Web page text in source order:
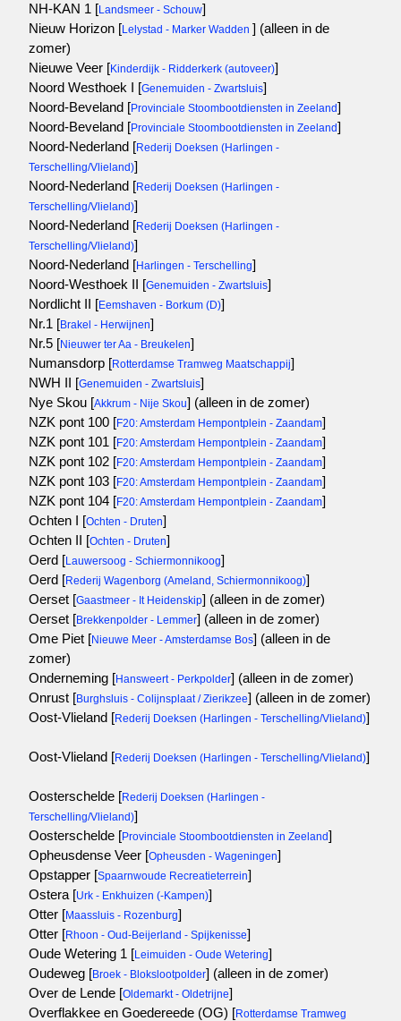
NH-KAN 1 [Landsmeer - Schouw]
Nieuw Horizon [Lelystad - Marker Wadden ] (alleen in de
zomer)
Nieuwe Veer [Kinderdijk - Ridderkerk (autoveer)]
Noord Westhoek I [Genemuiden - Zwartsluis]
Noord-Beveland [Provinciale Stoombootdiensten in Zeeland]
Noord-Beveland [Provinciale Stoombootdiensten in Zeeland]
Noord-Nederland [Rederij Doeksen (Harlingen -
Terschelling/Vlieland)]
Noord-Nederland [Rederij Doeksen (Harlingen -
Terschelling/Vlieland)]
Noord-Nederland [Rederij Doeksen (Harlingen -
Terschelling/Vlieland)]
Noord-Nederland [Harlingen - Terschelling]
Noord-Westhoek II [Genemuiden - Zwartsluis]
Nordlicht II [Eemshaven - Borkum (D)]
Nr.1 [Brakel - Herwijnen]
Nr.5 [Nieuwer ter Aa - Breukelen]
Numansdorp [Rotterdamse Tramweg Maatschappij]
NWH II [Genemuiden - Zwartsluis]
Nye Skou [Akkrum - Nije Skou] (alleen in de zomer)
NZK pont 100 [F20: Amsterdam Hempontplein - Zaandam]
NZK pont 101 [F20: Amsterdam Hempontplein - Zaandam]
NZK pont 102 [F20: Amsterdam Hempontplein - Zaandam]
NZK pont 103 [F20: Amsterdam Hempontplein - Zaandam]
NZK pont 104 [F20: Amsterdam Hempontplein - Zaandam]
Ochten I [Ochten - Druten]
Ochten II [Ochten - Druten]
Oerd [Lauwersoog - Schiermonnikoog]
Oerd [Rederij Wagenborg (Ameland, Schiermonnikoog)]
Oerset [Gaastmeer - It Heidenskip] (alleen in de zomer)
Oerset [Brekkenpolder - Lemmer] (alleen in de zomer)
Ome Piet [Nieuwe Meer - Amsterdamse Bos] (alleen in de
zomer)
Onderneming [Hansweert - Perkpolder] (alleen in de zomer)
Onrust [Burghsluis - Colijnsplaat / Zierikzee] (alleen in de zomer)
Oost-Vlieland [Rederij Doeksen (Harlingen - Terschelling/Vlieland)]
Oost-Vlieland [Rederij Doeksen (Harlingen - Terschelling/Vlieland)]
Oosterschelde [Rederij Doeksen (Harlingen -
Terschelling/Vlieland)]
Oosterschelde [Provinciale Stoombootdiensten in Zeeland]
Opheusdense Veer [Opheusden - Wageningen]
Opstapper [Spaarnwoude Recreatieterrein]
Ostera [Urk - Enkhuizen (-Kampen)]
Otter [Maassluis - Rozenburg]
Otter [Rhoon - Oud-Beijerland - Spijkenisse]
Oude Wetering 1 [Leimuiden - Oude Wetering]
Oudeweg [Broek - Blokslootpolder] (alleen in de zomer)
Over de Lende [Oldemarkt - Oldetrijne]
Overflakkee en Goedereede (OG) [Rotterdamse Tramweg